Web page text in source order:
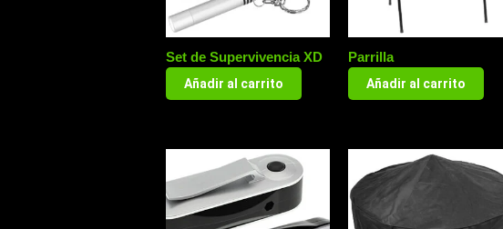
Set de Supervivencia XD
Añadir al carrito
Parrilla
Añadir al carrito